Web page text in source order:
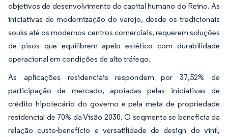
objetivos de desenvolvimento do capital humano do Reino. As
iniciativas de modernização do varejo, desde os tradicionais
souks até os modernos centros comerciais, requerem soluções
de pisos que equilibrem apelo estético com durabilidade
operacional em condições de alto tráfego.
As aplicações residenciais respondem por 37,52% de
participação de mercado, apoiadas pelas iniciativas de
crédito hipotecário do governo e pela meta de propriedade
residencial de 70% da Visão 2030. O segmento se beneficia da
relação custo-benefício e versatilidade de design do vinil,